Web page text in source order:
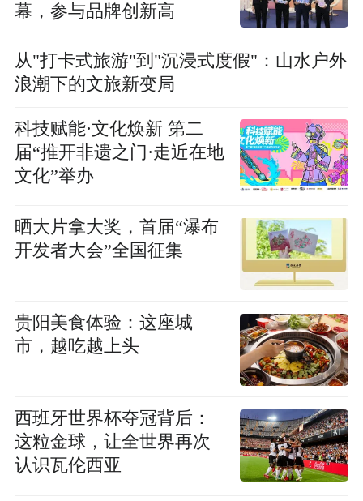
幕，参与品牌创新高
从"打卡式旅游"到"沉浸式度假"：山水户外
浪潮下的文旅新变局
科技赋能·文化焕新 第二
届“推开非遗之门·走近在地
文化”举办
晒大片拿大奖，首届“瀑布
开发者大会”全国征集
贵阳美食体验：这座城
市，越吃越上头
西班牙世界杯夺冠背后：
这粒金球，让全世界再次
认识瓦伦西亚